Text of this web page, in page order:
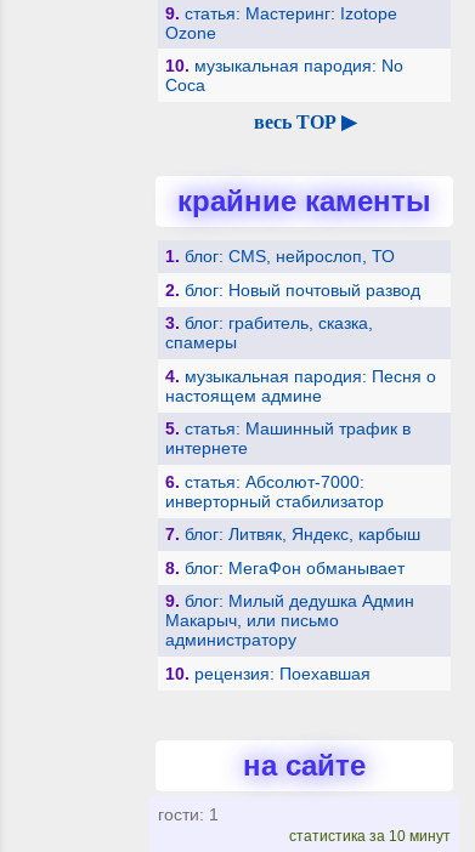
9. статья: Мастеринг: Izotope
Ozone
10. музыкальная пародия: No
Coca
весь TOP ▶
крайние каменты
1. блог: CMS, нейрослоп, ТО
2. блог: Новый почтовый развод
3. блог: грабитель, сказка,
спамеры
4. музыкальная пародия: Песня о
настоящем админе
5. статья: Машинный трафик в
интернете
6. статья: Абсолют-7000:
инверторный стабилизатор
7. блог: Литвяк, Яндекс, карбыш
8. блог: МегаФон обманывает
9. блог: Милый дедушка Админ
Макарыч, или письмо
администратору
10. рецензия: Поехавшая
на сайте
гости: 1
статистика за 10 минут